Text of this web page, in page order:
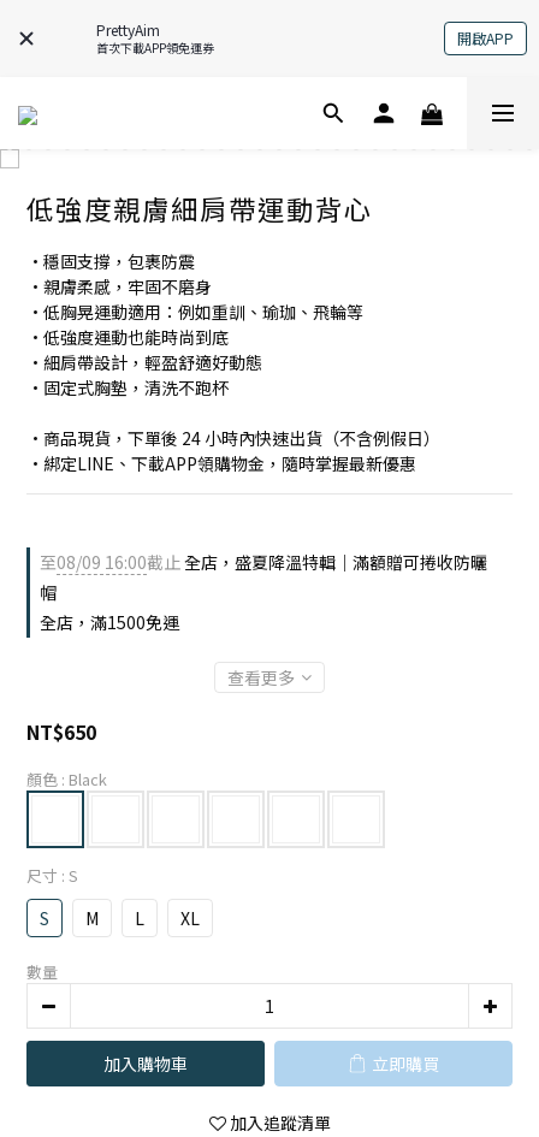
PrettyAim
首次下載APP領免運券 開啟APP
低強度親膚細肩帶運動背心
•穩固支撐，包裹防震
•親膚柔感，牢固不磨身
•低胸晃運動適用：例如重訓、瑜珈、飛輪等
•低強度運動也能時尚到底
•細肩帶設計，輕盈舒適好動態
•固定式胸墊，清洗不跑杯
•商品現貨，下單後 24 小時內快速出貨（不含例假日）
•綁定LINE、下載APP領購物金，隨時掌握最新優惠
至08/09 16:00截止全店，盛夏降溫特輯｜滿額贈可捲收防曬
帽
全店，滿1500免運
查看更多
NT$650
顏色 : Black
尺寸 : S
S M L XL
數量
加入購物車 立即購買
加入追蹤清單